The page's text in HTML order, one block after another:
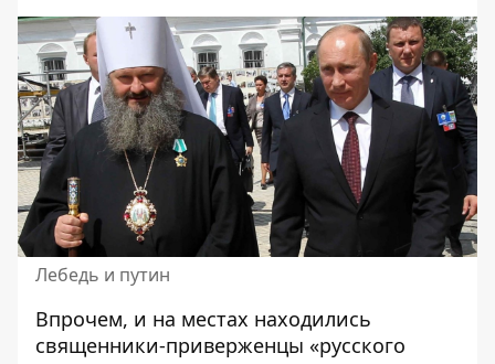
Лебедь и путин
Впрочем, и на местах находились
священники-приверженцы «русского